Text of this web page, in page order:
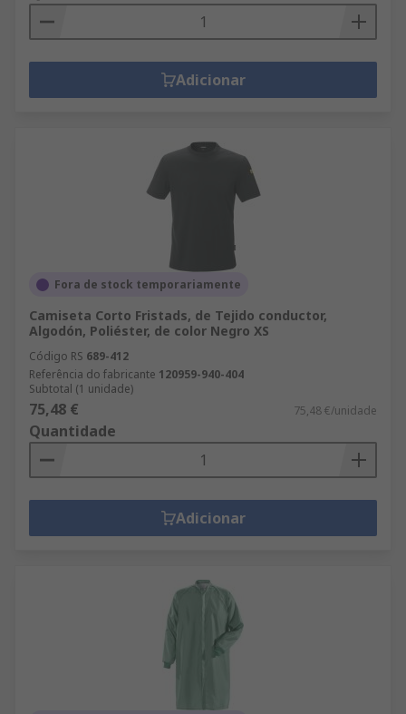
Adicionar
Fora de stock temporariamente
Camiseta Corto Fristads, de Tejido conductor,
Algodón, Poliéster, de color Negro XS
Código RS 689-412
Referência do fabricante 120959-940-404
Subtotal (1 unidade)
75,48 € 75,48 €/unidade
Quantidade
Adicionar